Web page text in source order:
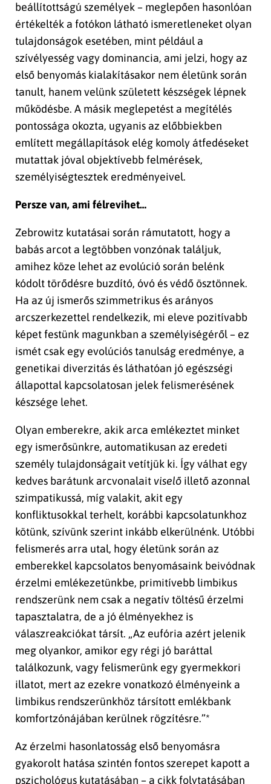
beállítottságú személyek – meglepően hasonlóan
értékelték a fotókon látható ismeretleneket olyan
tulajdonságok esetében, mint például a
szívélyesség vagy dominancia, ami jelzi, hogy az
első benyomás kialakításakor nem életünk során
tanult, hanem velünk született készségek lépnek
működésbe. A másik meglepetést a megítélés
pontossága okozta, ugyanis az előbbiekben
említett megállapítások elég komoly átfedéseket
mutattak jóval objektívebb felmérések,
személyiségtesztek eredményeivel.
Persze van, ami félrevihet…
Zebrowitz kutatásai során rámutatott, hogy a
babás arcot a legtöbben vonzónak találjuk,
amihez köze lehet az evolúció során belénk
kódolt törődésre buzdító, óvó és védő ösztönnek.
Ha az új ismerős szimmetrikus és arányos
arcszerkezettel rendelkezik, mi eleve pozitívabb
képet festünk magunkban a személyiségéről – ez
ismét csak egy evolúciós tanulság eredménye, a
genetikai diverzitás és láthatóan jó egészségi
állapottal kapcsolatosan jelek felismerésének
készsége lehet.
Olyan emberekre, akik arca emlékeztet minket
egy ismerősünkre, automatikusan az eredeti
személy tulajdonságait vetítjük ki. Így válhat egy
kedves barátunk arcvonalait viselő illető azonnal
szimpatikussá, míg valakit, akit egy
konfliktusokkal terhelt, korábbi kapcsolatunkhoz
kötünk, szívünk szerint inkább elkerülnénk. Utóbbi
felismerés arra utal, hogy életünk során az
emberekkel kapcsolatos benyomásaink beivódnak
érzelmi emlékezetünkbe, primitívebb limbikus
rendszerünk nem csak a negatív töltésű érzelmi
tapasztalatra, de a jó élményekhez is
válaszreakciókat társít. „Az eufória azért jelenik
meg olyankor, amikor egy régi jó baráttal
találkozunk, vagy felismerünk egy gyermekkori
illatot, mert az ezekre vonatkozó élményeink a
limbikus rendszerünkhöz társított emlékbank
komfortzónájában kerülnek rögzítésre.”*
Az érzelmi hasonlatosság első benyomásra
gyakorolt hatása szintén fontos szerepet kapott a
pszichológus kutatásában – a cikk folytatásában